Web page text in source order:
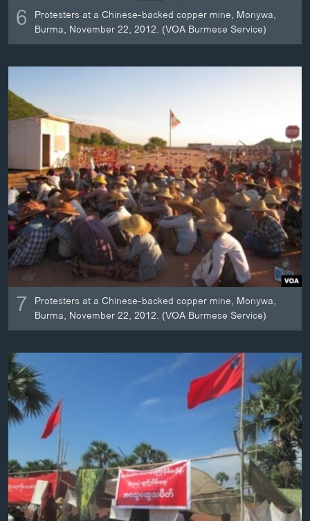
6 Protesters at a Chinese-backed copper mine, Monywa,
Burma, November 22, 2012. (VOA Burmese Service)
7 Protesters at a Chinese-backed copper mine, Monywa,
Burma, November 22, 2012. (VOA Burmese Service)